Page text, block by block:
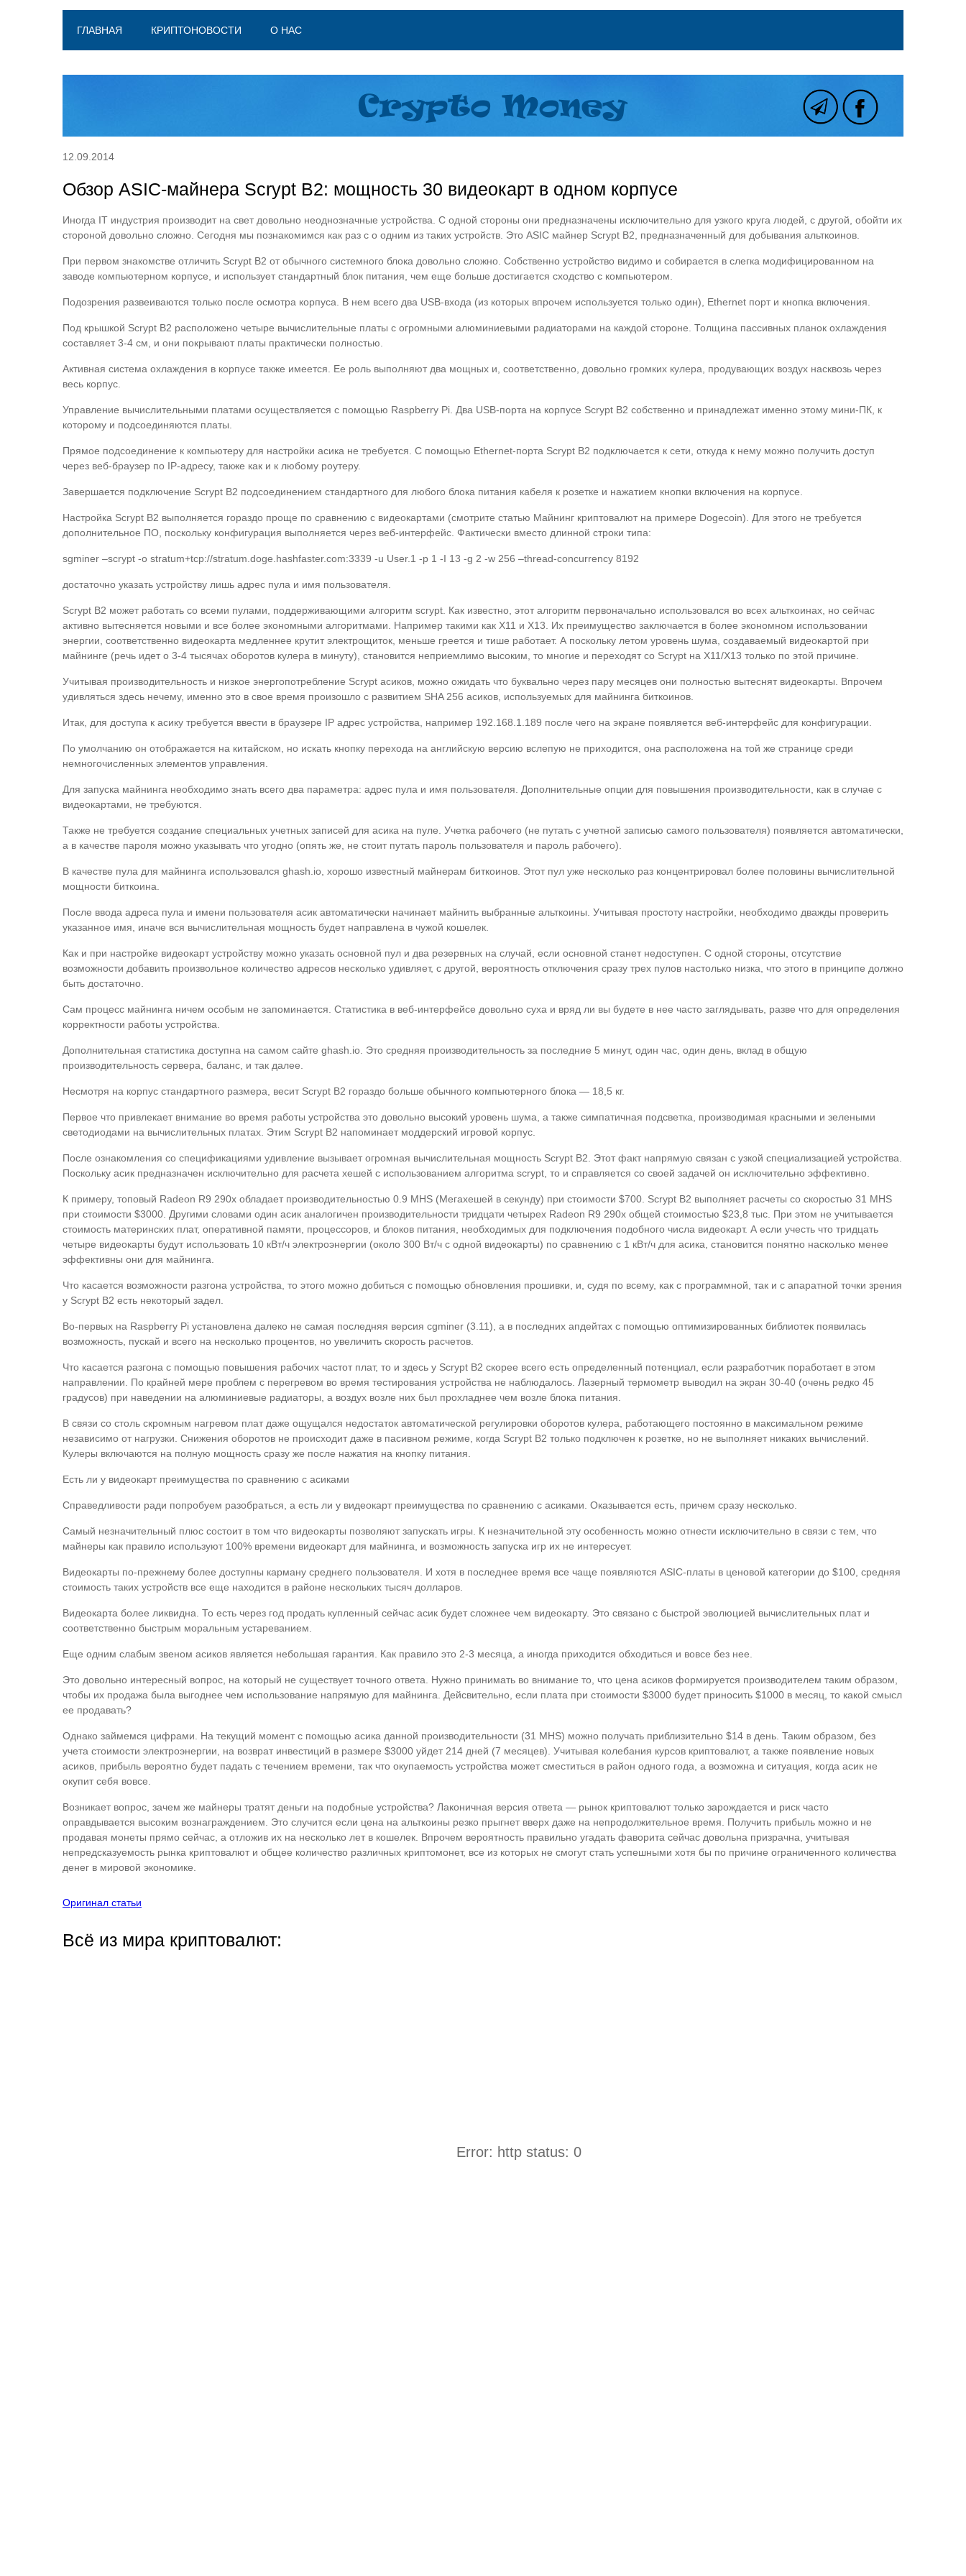
ГЛАВНАЯ КРИПТОНОВОСТИ О НАС
12.09.2014
Обзор ASIC-майнера Scrypt B2: мощность 30 видеокарт в одном корпусе
Иногда IT индустрия производит на свет довольно неоднозначные устройства. С одной стороны они предназначены исключительно для узкого круга людей, с другой, обойти их
стороной довольно сложно. Сегодня мы познакомимся как раз с о одним из таких устройств. Это ASIC майнер Scrypt В2, предназначенный для добывания альткоинов.
При первом знакомстве отличить Scrypt B2 от обычного системного блока довольно сложно. Собственно устройство видимо и собирается в слегка модифицированном на
заводе компьютерном корпусе, и использует стандартный блок питания, чем еще больше достигается сходство с компьютером.
Подозрения развеиваются только после осмотра корпуса. В нем всего два USB-входа (из которых впрочем используется только один), Ethernet порт и кнопка включения.
Под крышкой Scrypt B2 расположено четыре вычислительные платы с огромными алюминиевыми радиаторами на каждой стороне. Толщина пассивных планок охлаждения
составляет 3-4 см, и они покрывают платы практически полностью.
Активная система охлаждения в корпусе также имеется. Ее роль выполняют два мощных и, соответственно, довольно громких кулера, продувающих воздух насквозь через
весь корпус.
Управление вычислительными платами осуществляется с помощью Raspberry Pi. Два USB-порта на корпусе Scrypt B2 собственно и принадлежат именно этому мини-ПК, к
которому и подсоединяются платы.
Прямое подсоединение к компьютеру для настройки асика не требуется. С помощью Ethernet-порта Scrypt B2 подключается к сети, откуда к нему можно получить доступ
через веб-браузер по IP-адресу, также как и к любому роутеру.
Завершается подключение Scrypt B2 подсоединением стандартного для любого блока питания кабеля к розетке и нажатием кнопки включения на корпусе.
Настройка Scrypt B2 выполняется гораздо проще по сравнению с видеокартами (смотрите статью Майнинг криптовалют на примере Dogecoin). Для этого не требуется
дополнительное ПО, поскольку конфигурация выполняется через веб-интерфейс. Фактически вместо длинной строки типа:
sgminer –scrypt -o stratum+tcp://stratum.doge.hashfaster.com:3339 -u User.1 -p 1 -I 13 -g 2 -w 256 –thread-concurrency 8192
достаточно указать устройству лишь адрес пула и имя пользователя.
Scrypt B2 может работать со всеми пулами, поддерживающими алгоритм scrypt. Как известно, этот алгоритм первоначально использовался во всех альткоинах, но сейчас
активно вытесняется новыми и все более экономными алгоритмами. Например такими как X11 и X13. Их преимущество заключается в более экономном использовании
энергии, соответственно видеокарта медленнее крутит электрощиток, меньше греется и тише работает. А поскольку летом уровень шума, создаваемый видеокартой при
майнинге (речь идет о 3-4 тысячах оборотов кулера в минуту), становится неприемлимо высоким, то многие и переходят со Scrypt на X11/X13 только по этой причине.
Учитывая производительность и низкое энергопотребление Scrypt асиков, можно ожидать что буквально через пару месяцев они полностью вытеснят видеокарты. Впрочем
удивляться здесь нечему, именно это в свое время произошло с развитием SHA 256 асиков, используемых для майнинга биткоинов.
Итак, для доступа к асику требуется ввести в браузере IP адрес устройства, например 192.168.1.189 после чего на экране появляется веб-интерфейс для конфигурации.
По умолчанию он отображается на китайском, но искать кнопку перехода на английскую версию вслепую не приходится, она расположена на той же странице среди
немногочисленных элементов управления.
Для запуска майнинга необходимо знать всего два параметра: адрес пула и имя пользователя. Дополнительные опции для повышения производительности, как в случае с
видеокартами, не требуются.
Также не требуется создание специальных учетных записей для асика на пуле. Учетка рабочего (не путать с учетной записью самого пользователя) появляется автоматически,
а в качестве пароля можно указывать что угодно (опять же, не стоит путать пароль пользователя и пароль рабочего).
В качестве пула для майнинга использовался ghash.io, хорошо известный майнерам биткоинов. Этот пул уже несколько раз концентрировал более половины вычислительной
мощности биткоина.
После ввода адреса пула и имени пользователя асик автоматически начинает майнить выбранные альткоины. Учитывая простоту настройки, необходимо дважды проверить
указанное имя, иначе вся вычислительная мощность будет направлена в чужой кошелек.
Как и при настройке видеокарт устройству можно указать основной пул и два резервных на случай, если основной станет недоступен. С одной стороны, отсутствие
возможности добавить произвольное количество адресов несколько удивляет, с другой, вероятность отключения сразу трех пулов настолько низка, что этого в принципе должно
быть достаточно.
Сам процесс майнинга ничем особым не запоминается. Статистика в веб-интерфейсе довольно суха и вряд ли вы будете в нее часто заглядывать, разве что для определения
корректности работы устройства.
Дополнительная статистика доступна на самом сайте ghash.io. Это средняя производительность за последние 5 минут, один час, один день, вклад в общую
производительность сервера, баланс, и так далее.
Несмотря на корпус стандартного размера, весит Scrypt B2 гораздо больше обычного компьютерного блока — 18,5 кг.
Первое что привлекает внимание во время работы устройства это довольно высокий уровень шума, а также симпатичная подсветка, производимая красными и зелеными
светодиодами на вычислительных платах. Этим Scrypt B2 напоминает моддерский игровой корпус.
После ознакомления со спецификациями удивление вызывает огромная вычислительная мощность Scrypt B2. Этот факт напрямую связан с узкой специализацией устройства.
Поскольку асик предназначен исключительно для расчета хешей с использованием алгоритма scrypt, то и справляется со своей задачей он исключительно эффективно.
К примеру, топовый Radeon R9 290x обладает производительностью 0.9 MHS (Мегахешей в секунду) при стоимости $700. Scrypt B2 выполняет расчеты со скоростью 31 MHS
при стоимости $3000. Другими словами один асик аналогичен производительности тридцати четырех Radeon R9 290x общей стоимостью $23,8 тыс. При этом не учитывается
стоимость материнских плат, оперативной памяти, процессоров, и блоков питания, необходимых для подключения подобного числа видеокарт. А если учесть что тридцать
четыре видеокарты будут использовать 10 кВт/ч электроэнергии (около 300 Вт/ч c одной видеокарты) по сравнению с 1 кВт/ч для асика, становится понятно насколько менее
эффективны они для майнинга.
Что касается возможности разгона устройства, то этого можно добиться с помощью обновления прошивки, и, судя по всему, как с программной, так и с апаратной точки зрения
у Scrypt B2 есть некоторый задел.
Во-первых на Raspberry Pi установлена далеко не самая последняя версия cgminer (3.11), а в последних апдейтах с помощью оптимизированных библиотек появилась
возможность, пускай и всего на несколько процентов, но увеличить скорость расчетов.
Что касается разгона с помощью повышения рабочих частот плат, то и здесь у Scrypt B2 скорее всего есть определенный потенциал, если разработчик поработает в этом
направлении. По крайней мере проблем с перегревом во время тестирования устройства не наблюдалось. Лазерный термометр выводил на экран 30-40 (очень редко 45
градусов) при наведении на алюминиевые радиаторы, а воздух возле них был прохладнее чем возле блока питания.
В связи со столь скромным нагревом плат даже ощущался недостаток автоматической регулировки оборотов кулера, работающего постоянно в максимальном режиме
независимо от нагрузки. Снижения оборотов не происходит даже в пасивном режиме, когда Scrypt B2 только подключен к розетке, но не выполняет никаких вычислений.
Кулеры включаются на полную мощность сразу же после нажатия на кнопку питания.
Есть ли у видеокарт преимущества по сравнению с асиками
Справедливости ради попробуем разобраться, а есть ли у видеокарт преимущества по сравнению с асиками. Оказывается есть, причем сразу несколько.
Самый незначительный плюс состоит в том что видеокарты позволяют запускать игры. К незначительной эту особенность можно отнести исключительно в связи с тем, что
майнеры как правило используют 100% времени видеокарт для майнинга, и возможность запуска игр их не интересует.
Видеокарты по-прежнему более доступны карману среднего пользователя. И хотя в последнее время все чаще появляются ASIC-платы в ценовой категории до $100, средняя
стоимость таких устройств все еще находится в районе нескольких тысяч долларов.
Видеокарта более ликвидна. То есть через год продать купленный сейчас асик будет сложнее чем видеокарту. Это связано с быстрой эволюцией вычислительных плат и
соответственно быстрым моральным устареванием.
Еще одним слабым звеном асиков является небольшая гарантия. Как правило это 2-3 месяца, а иногда приходится обходиться и вовсе без нее.
Это довольно интересный вопрос, на который не существует точного ответа. Нужно принимать во внимание то, что цена асиков формируется производителем таким образом,
чтобы их продажа была выгоднее чем использование напрямую для майнинга. Дейсвительно, если плата при стоимости $3000 будет приносить $1000 в месяц, то какой смысл
ее продавать?
Однако займемся цифрами. На текущий момент с помощью асика данной производительности (31 MHS) можно получать приблизительно $14 в день. Таким образом, без
учета стоимости электроэнергии, на возврат инвестиций в размере $3000 уйдет 214 дней (7 месяцев). Учитывая колебания курсов криптовалют, а также появление новых
асиков, прибыль вероятно будет падать с течением времени, так что окупаемость устройства может сместиться в район одного года, а возможна и ситуация, когда асик не
окупит себя вовсе.
Возникает вопрос, зачем же майнеры тратят деньги на подобные устройства? Лаконичная версия ответа — рынок криптовалют только зарождается и риск часто
оправдывается высоким вознаграждением. Это случится если цена на альткоины резко прыгнет вверх даже на непродолжительное время. Получить прибыль можно и не
продавая монеты прямо сейчас, а отложив их на несколько лет в кошелек. Впрочем вероятность правильно угадать фаворита сейчас довольна призрачна, учитывая
непредсказуемость рынка криптовалют и общее количество различных криптомонет, все из которых не смогут стать успешными хотя бы по причине ограниченного количества
денег в мировой экономике.
Оригинал статьи
Всё из мира криптовалют:
Error: http status: 0